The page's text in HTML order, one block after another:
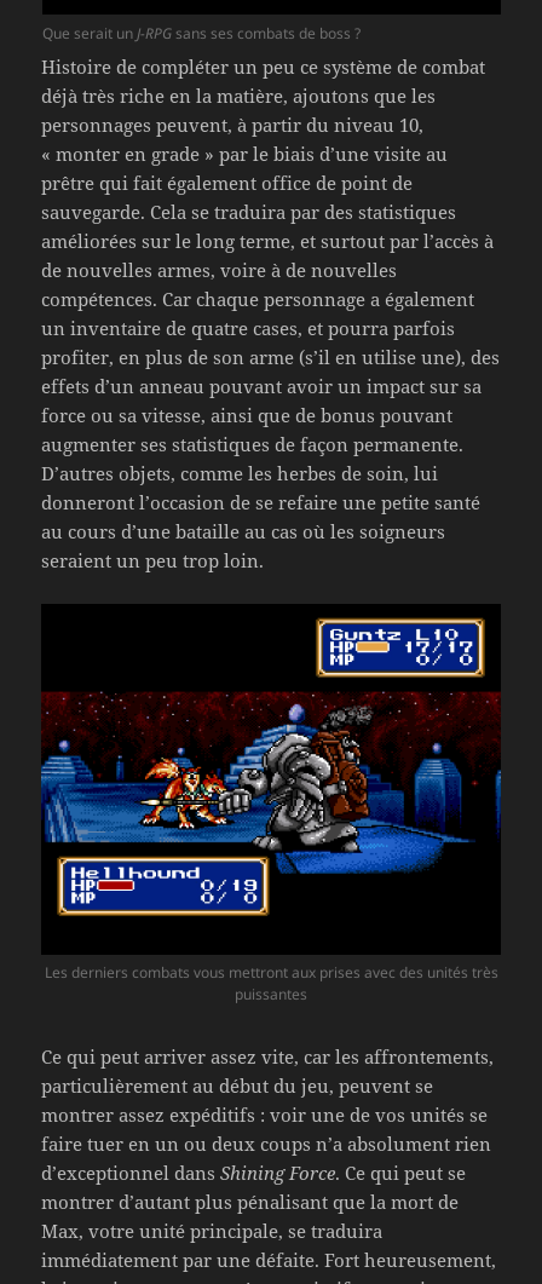
Que serait unJ-RPGsans ses combats de boss ?
Histoire de compléter un peu ce système de combat
déjà très riche en la matière, ajoutons que les
personnages peuvent, à partir du niveau 10,
« monter en grade » par le biais d’une visite au
prêtre qui fait également office de point de
sauvegarde. Cela se traduira par des statistiques
améliorées sur le long terme, et surtout par l’accès à
de nouvelles armes, voire à de nouvelles
compétences. Car chaque personnage a également
un inventaire de quatre cases, et pourra parfois
profiter, en plus de son arme (s’il en utilise une), des
effets d’un anneau pouvant avoir un impact sur sa
force ou sa vitesse, ainsi que de bonus pouvant
augmenter ses statistiques de façon permanente.
D’autres objets, comme les herbes de soin, lui
donneront l’occasion de se refaire une petite santé
au cours d’une bataille au cas où les soigneurs
seraient un peu trop loin.
Les derniers combats vous mettront aux prises avec des unités très
puissantes
Ce qui peut arriver assez vite, car les affrontements,
particulièrement au début du jeu, peuvent se
montrer assez expéditifs : voir une de vos unités se
faire tuer en un ou deux coups n’a absolument rien
d’exceptionnel dansShining Force. Ce qui peut se
montrer d’autant plus pénalisant que la mort de
Max, votre unité principale, se traduira
immédiatement par une défaite. Fort heureusement,